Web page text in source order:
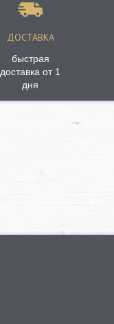
ДОСТАВКА
быстрая
доставка от 1
дня